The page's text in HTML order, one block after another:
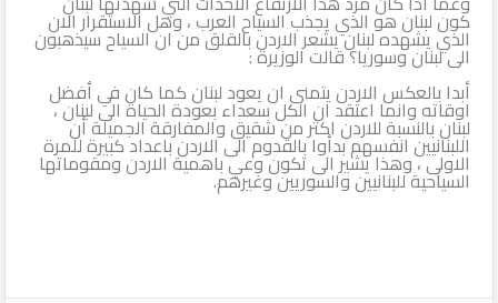
كون لبنان هو الذي يجذب السياح العرب ، وهل الاستقرار الان
الذي يشهده لبنان يشعر الاردن بالقلق من ان السياح سيذهبون
الى لبنان وسوريا؟ قالت الوزيرة :
أبدا بالعكس الاردن يتمنى ان يعود لبنان كما كان في أفضل
اوقاته وانما اعتقد ان الكل سعداء بعودة الحياة الى لبنان ،
لبنان بالنسبة للاردن اكثر من شقيق والمفارقة الجميلة أن
اللبنانيين انفسهم بدأوا بالقدوم الى الاردن باعداد كبيرة للمرة
الاولى ، وهذا يشير الى تكون وعي باهمية الاردن ومقوماتها
السياحية للبنانيين والسوريين وغيرهم.